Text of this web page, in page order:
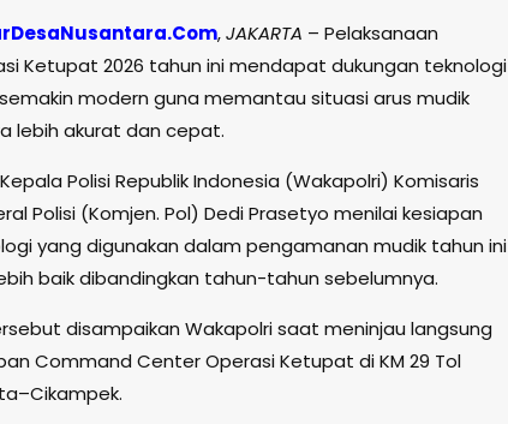
,JAKARTA – Pelaksanaan
Ketupat 2026 tahun ini mendapat dukungan teknologi
modern guna memantau situasi arus mudik
lebih akurat dan cepat.
Polisi Republik Indonesia (Wakapolri) Komisaris
Polisi (Komjen. Pol) Dedi Prasetyo menilai kesiapan
yang digunakan dalam pengamanan mudik tahun ini
baik dibandingkan tahun-tahun sebelumnya.
disampaikan Wakapolri saat meninjau langsung
Command Center Operasi Ketupat di KM 29 Tol